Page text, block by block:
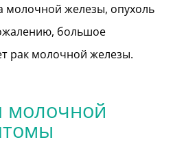
железы, опухоль
большое
рак молочной железы.
молочной